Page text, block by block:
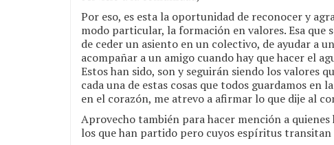
Por eso, es esta la oportunidad de reconocer y
modo particular, la formación en valores. Esa
de ceder un asiento en un colectivo, de ayudar a
acompañar a un amigo cuando hay que hacer el
Estos han sido, son y seguirán siendo los valores
cada una de estas cosas que todos guardamos
en el corazón, me atrevo a afirmar lo que dije al
Aprovecho también para hacer mención a
los que han partido pero cuyos espíritus